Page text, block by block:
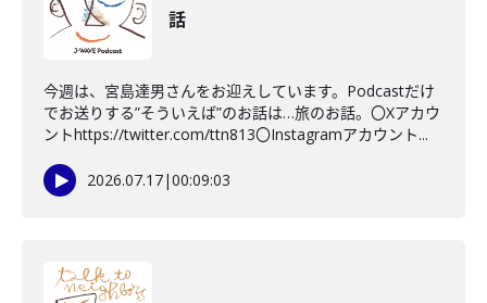
話
今週は、宮島達男さんをお迎えしています。Podcastだけ
でお送りする”そういえば”のお話は…旅のお話。〇Xアカウ
ントhttps://twitter.com/ttn813〇Instagramアカウント...
2026.07.17|00:09:03